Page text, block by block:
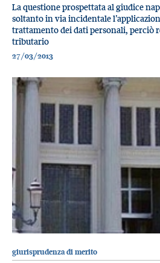
La questione prospettata al giudice
soltanto in via incidentale
trattamento dei dati personali, perciò
tributario
27/03/2013
giurisprudenza di merito